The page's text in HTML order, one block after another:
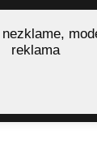
reklama